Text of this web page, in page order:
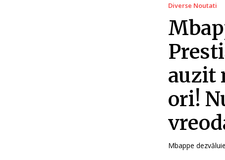
Diverse Noutati
auzit
ori!
Mbappe